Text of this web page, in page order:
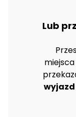
Lub